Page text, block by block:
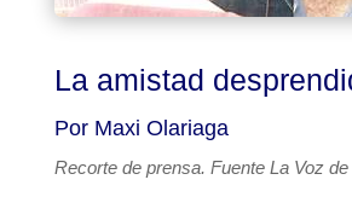
La amistad
Por Maxi Olariaga
Recorte de prensa. Fuente La Voz